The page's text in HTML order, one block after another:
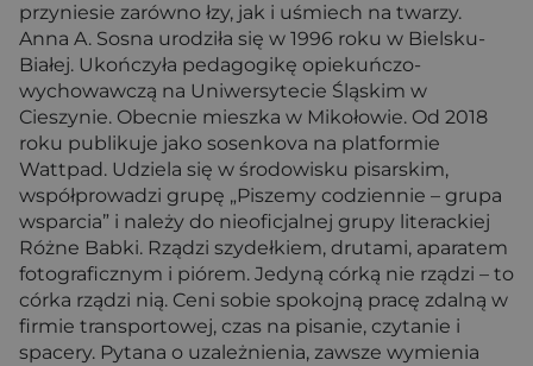
przyniesie zarówno łzy, jak i uśmiech na twarzy.
Anna A. Sosna urodziła się w 1996 roku w Bielsku-
Białej. Ukończyła pedagogikę opiekuńczo-
wychowawczą na Uniwersytecie Śląskim w
Cieszynie. Obecnie mieszka w Mikołowie. Od 2018
roku publikuje jako sosenkova na platformie
Wattpad. Udziela się w środowisku pisarskim,
współprowadzi grupę „Piszemy codziennie – grupa
wsparcia” i należy do nieoficjalnej grupy literackiej
Różne Babki. Rządzi szydełkiem, drutami, aparatem
fotograficznym i piórem. Jedyną córką nie rządzi – to
córka rządzi nią. Ceni sobie spokojną pracę zdalną w
firmie transportowej, czas na pisanie, czytanie i
spacery. Pytana o uzależnienia, zawsze wymienia